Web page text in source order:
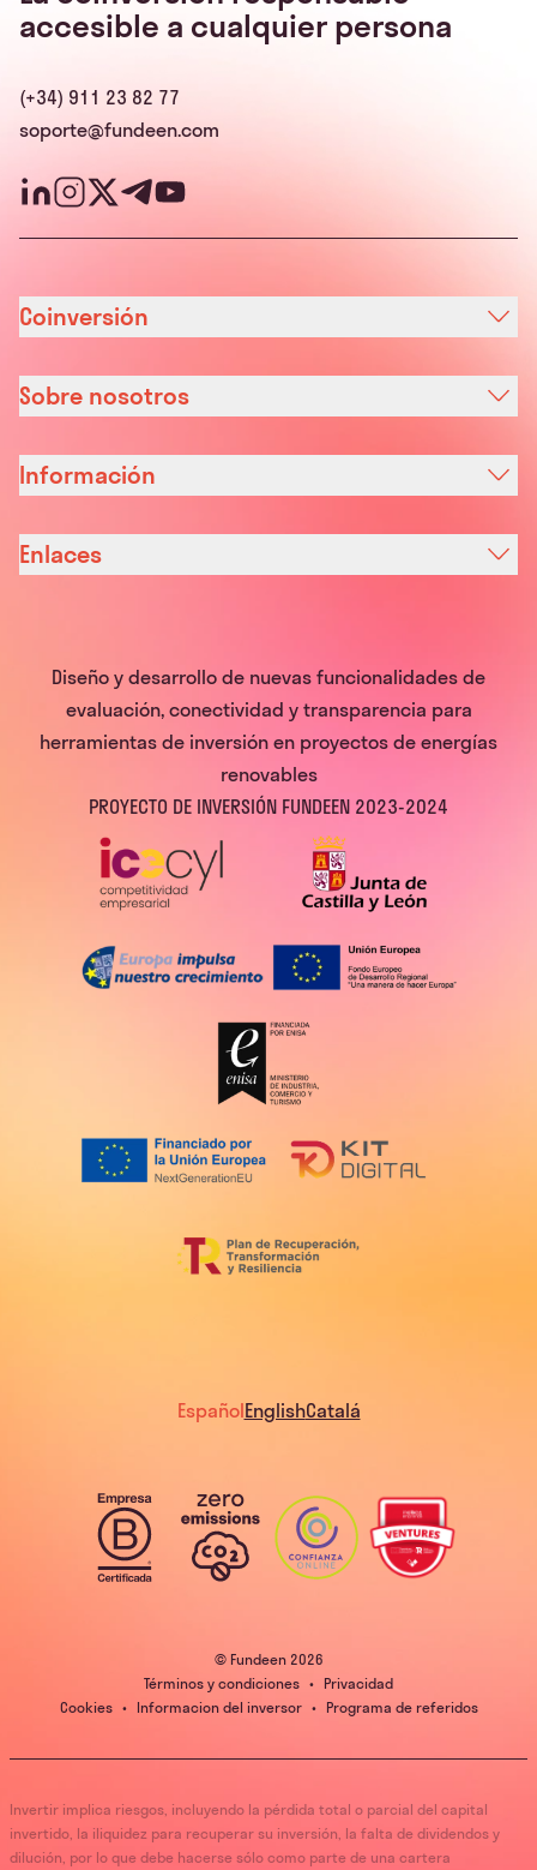
accesible a cualquier persona
(+34) 911 23 82 77
soporte@fundeen.com
Coinversión
Sobre nosotros
Información
Enlaces
Diseño y desarrollo de nuevas funcionalidades de
evaluación, conectividad y transparencia para
herramientas de inversión en proyectos de energías
renovables
PROYECTO DE INVERSIÓN FUNDEEN 2023-2024
EspañolEnglishCatalá
© Fundeen 2026
Términos y condiciones • Privacidad
Cookies • Informacion del inversor • Programa de referidos
Invertir implica riesgos, incluyendo la pérdida total o parcial del capital
invertido, la iliquidez para recuperar su inversión, la falta de dividendos y
dilución, por lo que debe hacerse sólo como parte de una cartera